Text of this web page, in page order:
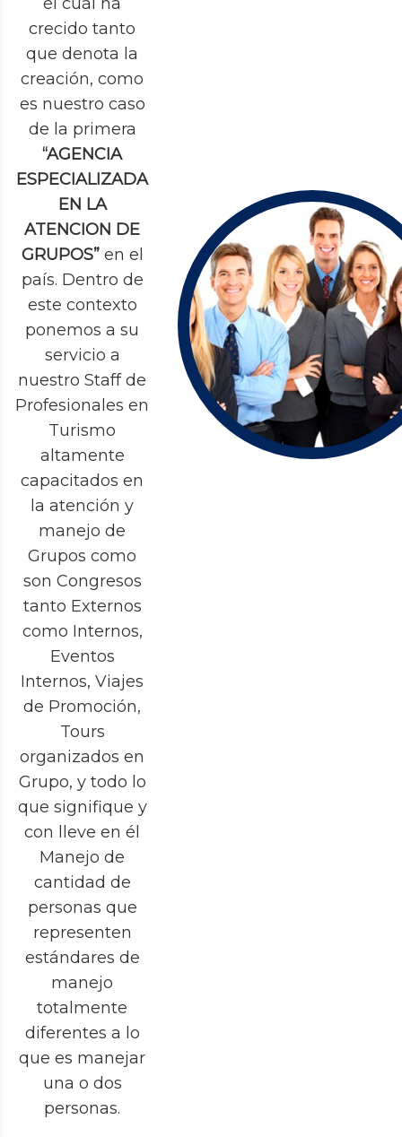
crecido tanto
que denota la
creación, como
es nuestro caso
de la primera
“AGENCIA
ESPECIALIZADA
EN LA
ATENCION DE
GRUPOS”en el
país. Dentro de
este contexto
ponemos a su
servicio a
nuestro Staff de
Profesionales en
Turismo
altamente
capacitados en
la atención y
manejo de
Grupos como
son Congresos
tanto Externos
como Internos,
Eventos
Internos, Viajes
de Promoción,
Tours
organizados en
Grupo, y todo lo
que signifique y
con lleve en él
Manejo de
cantidad de
personas que
representen
estándares de
manejo
totalmente
diferentes a lo
que es manejar
una o dos
personas.